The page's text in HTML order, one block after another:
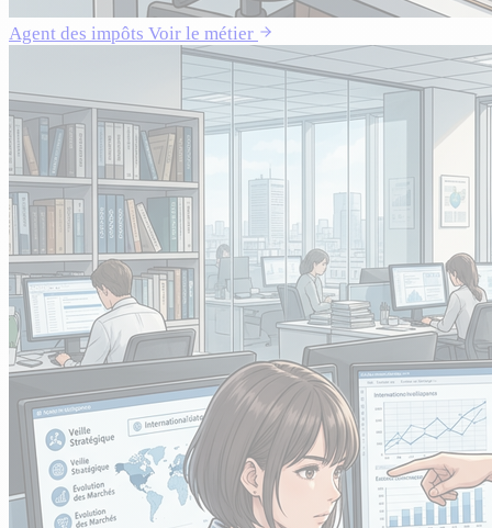
Agent des impôts Voir le métier